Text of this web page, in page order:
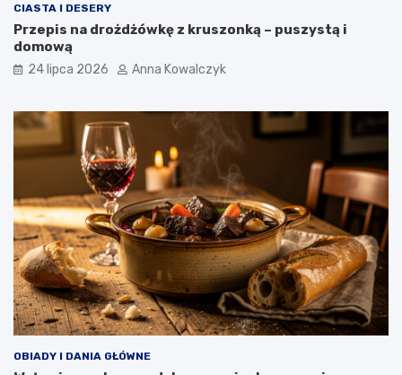
CIASTA I DESERY
Przepis na drożdżówkę z kruszonką – puszystą i
domową
24 lipca 2026 Anna Kowalczyk
OBIADY I DANIA GŁÓWNE